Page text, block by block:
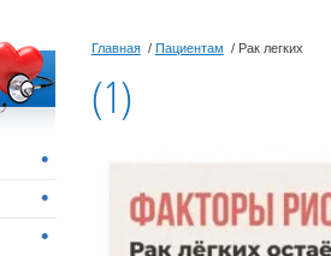
Главная/ Пациентам / Рак легких
(1)